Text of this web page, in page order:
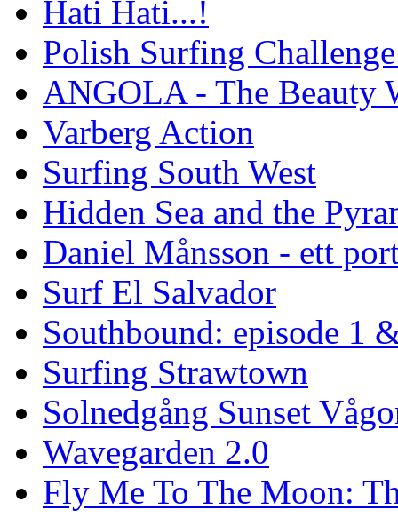
Hati Hati...!
Polish Surfing
ANGOLA - The Beauty
Varberg Action
Surfing South West
Hidden Sea and the
Daniel Månsson - ett
Surf El Salvador
Southbound: episode 1
Surfing Strawtown
Solnedgång Sunset
Wavegarden 2.0
Fly Me To The Moon: